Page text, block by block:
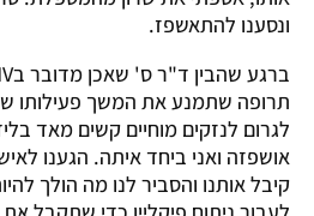
ונסענו להתאשפז.
תרופה שתמנע את המשך פעילותו של
לגרום לנזקים מוחיים קשים מאד
אושפזה ואני ביחד איתה. הגענו
קיבל אותנו והסביר לנו מה הולך